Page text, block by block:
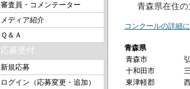
青森県在住
コンクールの詳細
青森県
青森市
十和田市
東津軽郡
審査員・コメンテーター
メディア紹介
Ｑ＆Ａ
応募受付
新規応募
ログイン（応募変更・追加）